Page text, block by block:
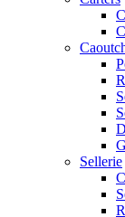
Sellerie